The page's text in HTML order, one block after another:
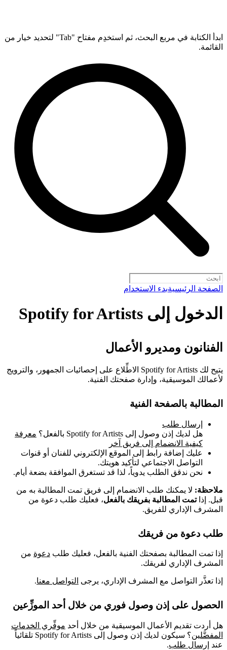
ابدأ الكتابة في مربع البحث، ثم استخدِم مفتاح "Tab" لتحديد خيار من
القائمة.
الصفحة الرئيسيةبدء الاستخدام
الدخول إلى Spotify for Artists
الفنانون ومديرو الأعمال
يتيح لك Spotify for Artists الاطِّلاع على إحصائيات الجمهور، والترويج
لأعمالك الموسيقية، وإدارة صفحتك الفنية.
المطالبة بالصفحة الفنية
إرسال طلب
هل لديك إذن وصول إلى Spotify for Artists بالفعل؟
معرفة
كيفية الانضمام إلى فريق آخر
عليك إضافة رابط إلى الموقع الإلكتروني للفنان أو قنوات
التواصل الاجتماعي لتأكيد هويتك.
نحن ندقق الطلب يدوياً، لذا قد تستغرق الموافقة بضعة أيام.
ملاحظة: لا يمكنك طلب الانضمام إلى فريق تمت المطالبة به من
قبل. إذاتمت المطالبة بفريقك بالفعل، فعليك طلب دعوة من
المشرف الإداري للفريق.
طلب دعوة من فريقك
إذا تمت المطالبة بصفحتك الفنية بالفعل، فعليك طلب دعوة من
المشرف الإداري لفريقك.
إذا تعذَّر التواصل مع المشرف الإداري، يرجى التواصل معنا.
الحصول على إذن وصول فوري من خلال أحد الموزِّعين
هل أردت تقديم الأعمال الموسيقية من خلال أحد موفِّري الخدمات
المفضَّلين
؟ سيكون لديك إذن وصول إلى Spotify for Artists تلقائياً
عند إرسال طلب.